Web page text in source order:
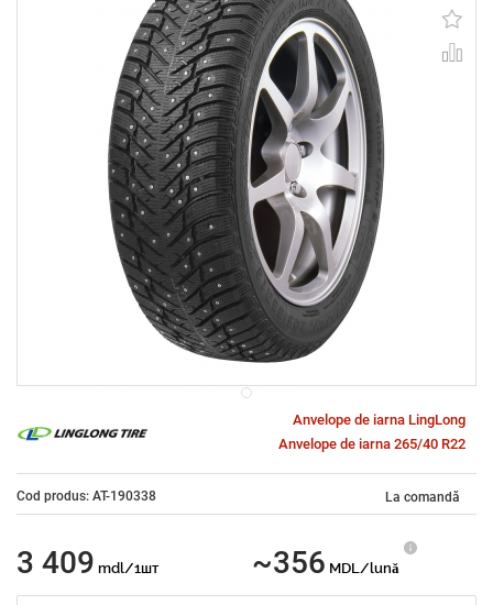
Anvelope de iarna LingLong
Anvelope de iarna 265/40 R22
Cod produs: AT-190338 La comandă
3 409 mdl/1шт ~356 MDL/lună